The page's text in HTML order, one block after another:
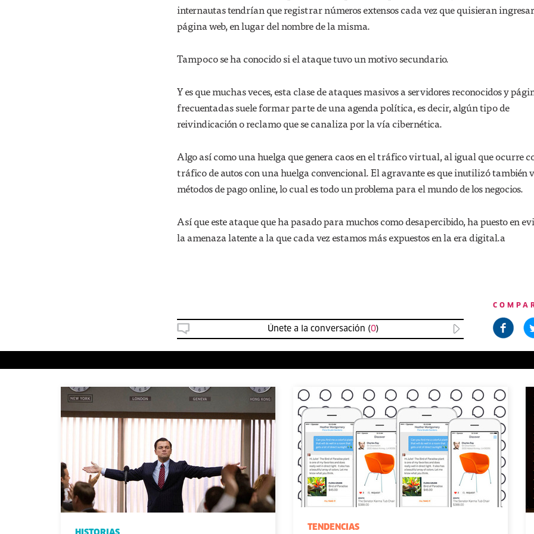
internautas tendrían que registrar números extensos cada vez que quisieran
página web, en lugar del nombre de la misma.
Tampoco se ha conocido si el ataque tuvo un motivo secundario.
Y es que muchas veces, esta clase de ataques masivos a servidores reconocidos y
frecuentadas suele formar parte de una agenda política, es decir, algún tipo de
reivindicación o reclamo que se canaliza por la vía cibernética.
Algo así como una huelga que genera caos en el tráfico virtual, al igual que ocurre
tráfico de autos con una huelga convencional. El agravante es que inutilizó también
métodos de pago online, lo cual es todo un problema para el mundo de los negocios.
Así que este ataque que ha pasado para muchos como desapercibido, ha puesto en
la amenaza latente a la que cada vez estamos más expuestos en la era digital.a
Únete a la conversación (0)
TENDENCIAS